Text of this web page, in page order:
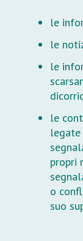
le
le
le
le
legate
propri
o
suo